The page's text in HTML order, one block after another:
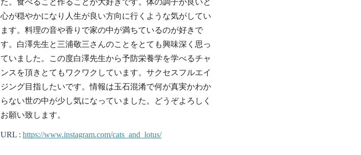
た。食べること作ることが大好きです。体の調子が良いと
心が穏やかになり人生が良い方向に行くような気がしてい
ます。料理の音や香りで家の中が満ちているのが好きで
す。白澤先生と三浦敬三さんのことをとても興味深く思っ
ていました。この度白澤先生から予防栄養学を学べるチャ
ンスを頂きとてもワクワクしています。サクセスフルエイ
ジング目指したいです。情報は玉石混淆で何が真実かわか
らない世の中が少し気になっていました。どうぞよろしく
お願い致します。
URL : https://www.instagram.com/cats_and_lotus/